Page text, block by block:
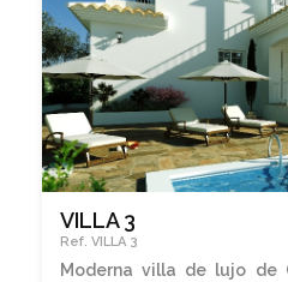
VILLA 3
Ref. VILLA 3
Moderna villa de lujo de